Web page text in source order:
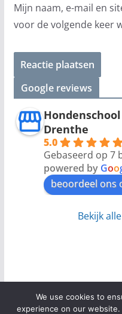
Mijn naam, e-mail en
voor de volgende keer
Google reviews
Drenthe
5.0
Gebaseerd op 7
powered by Goo
beoordeel ons
Bekijk
Copyright © 2026.
We use cookies to
experience on our